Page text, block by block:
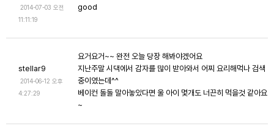
2014-07-03 오전
11:11:19
good
stellar9
2014-06-12 오후
4:27:29
요거요거~~ 완전 오늘 당장 해봐야겠어요
지난주말 시댁에서 감자를 많이 받아와서 어찌 요리해먹나 검색
중이였는데^^
베이컨 돌돌 말아놓았다면 울 아이 몇개도 너끈히 먹을것 같아요
~